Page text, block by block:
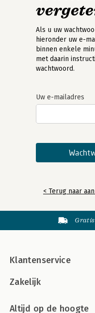
Als u uw
hieronder uw e-
binnen enkele
met daarin
wachtwoord.
Uw e-mailadres
< Terug naar
Klantenservice
Zakelijk
Altijd op de hoogte